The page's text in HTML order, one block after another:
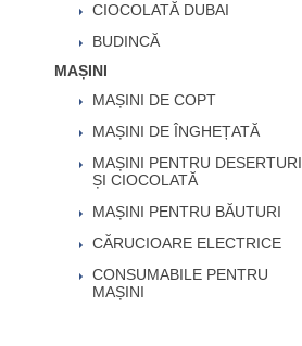
CIOCOLATĂ DUBAI
BUDINCĂ
MAȘINI
MAȘINI DE COPT
MAȘINI DE ÎNGHEȚATĂ
MAȘINI PENTRU DESERTURI
ȘI CIOCOLATĂ
MAȘINI PENTRU BĂUTURI
CĂRUCIOARE ELECTRICE
CONSUMABILE PENTRU
MAȘINI